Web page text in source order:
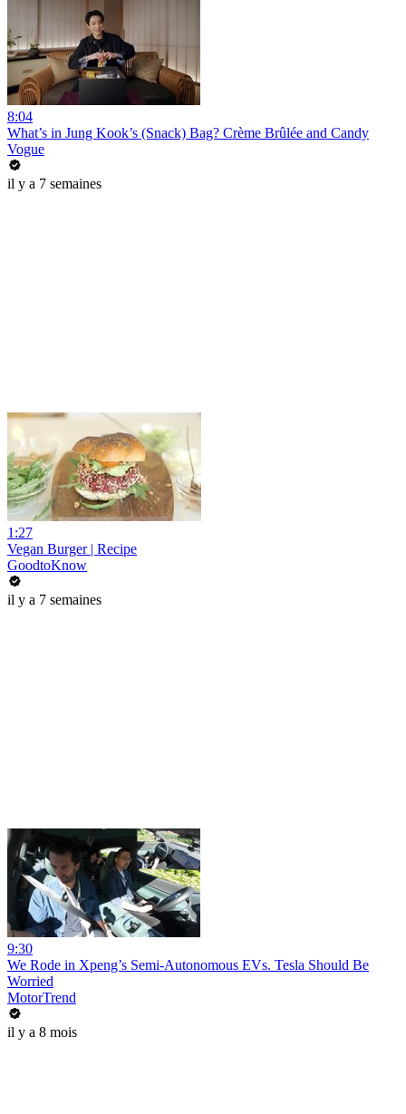
8:04
What’s in Jung Kook’s (Snack) Bag? Crème Brûlée and Candy
Vogue
il y a 7 semaines
1:27
Vegan Burger | Recipe
GoodtoKnow
il y a 7 semaines
9:30
We Rode in Xpeng’s Semi-Autonomous EVs. Tesla Should Be
Worried
MotorTrend
il y a 8 mois